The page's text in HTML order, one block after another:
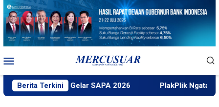
Loncat
konten
Mobile
Berita Terkini
Faktek Untad Gelar SAPA 2026 PlakPlik Ngataku